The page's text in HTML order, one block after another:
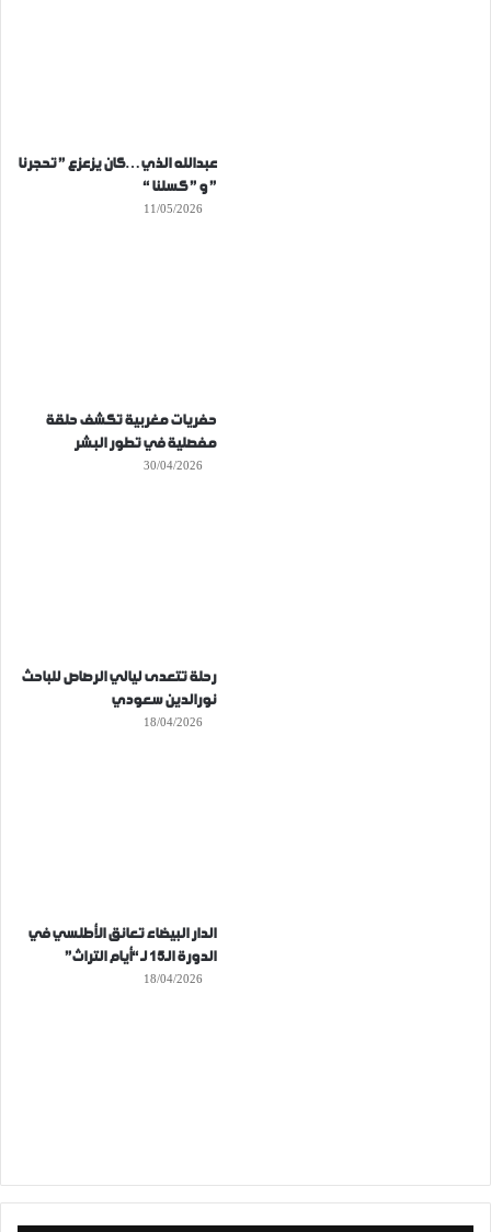
عبدالله الذي…كان يزعزع ” تحجرنا
” و ” كسلنا “
11/05/2026
حفريات مغربية تكشف حلقة
مفصلية في تطور البشر
30/04/2026
رحلة تتعدى ليالي الرصاص للباحث
نورالدين سعودي
18/04/2026
الدار البيضاء تعانق الأطلسي في
الدورة الـ15 لـ “أيام التراث”
18/04/2026